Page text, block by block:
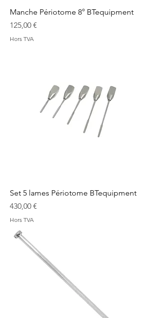
Manche Périotome 8° BTequipment
Prix
125,00 €
Hors TVA
Set 5 lames Périotome BTequipment
Prix
430,00 €
Hors TVA